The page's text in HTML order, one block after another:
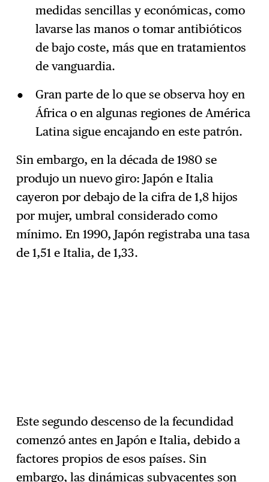
medidas sencillas y económicas, como
lavarse las manos o tomar antibióticos
de bajo coste, más que en tratamientos
de vanguardia.
Gran parte de lo que se observa hoy en
África o en algunas regiones de América
Latina sigue encajando en este patrón.
Sin embargo, en la década de 1980 se
produjo un nuevo giro: Japón e Italia
cayeron por debajo de la cifra de 1,8 hijos
por mujer, umbral considerado como
mínimo. En 1990, Japón registraba una tasa
de 1,51 e Italia, de 1,33.
Este segundo descenso de la fecundidad
comenzó antes en Japón e Italia, debido a
factores propios de esos países. Sin
embargo, las dinámicas subyacentes son